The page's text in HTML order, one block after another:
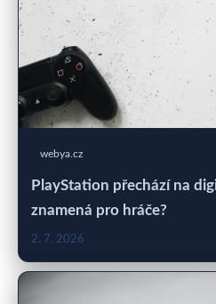
webya.cz
PlayStation přechází na
znamená pro hráče?
2. 7. 2026